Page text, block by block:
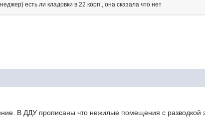
есть ли кладовки в 22 корп., она сказала что нет
В ДДУ прописаны что нежилые помещения с разводкой